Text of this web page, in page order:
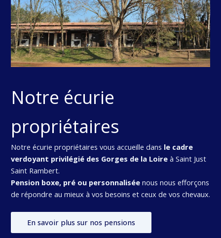
Notre écurie
propriétaires
Notre écurie propriétaires vous accueille dans le cadre
verdoyant privilégié des Gorges de la Loireà Saint Just
Saint Rambert.
Pension boxe, pré ou personnaliséenous nous efforçons
de répondre au mieux à vos besoins et ceux de vos chevaux.
En savoir plus sur nos pensions